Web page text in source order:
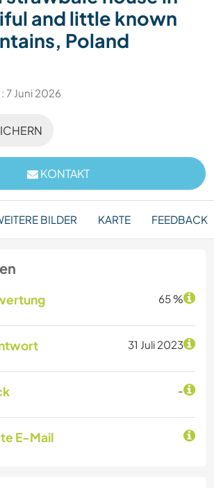
and little known
Poland
7 Juni 2026
KONTAKT
BILDER KARTE FEEDBACK
65 %
31 Juli 2023
-
E-Mail